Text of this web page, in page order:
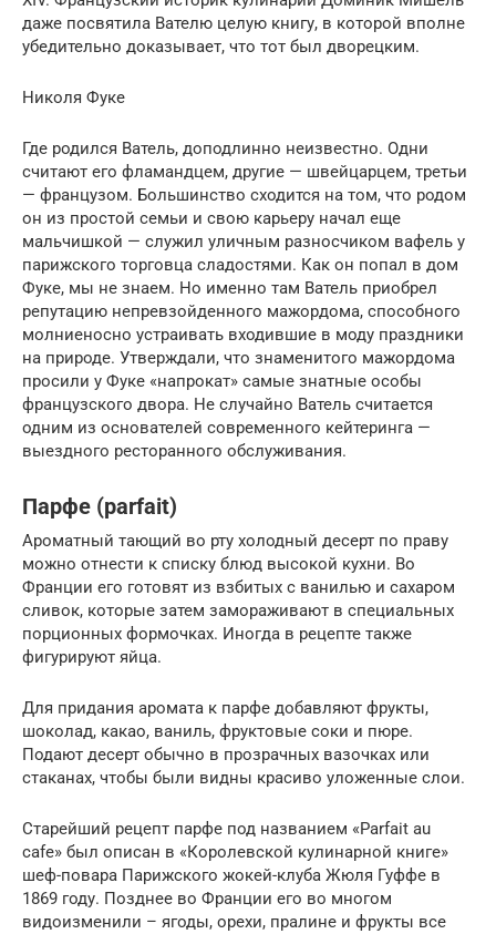
даже посвятила Вателю целую книгу, в которой вполне
убедительно доказывает, что тот был дворецким.
Николя Фуке
Где родился Ватель, доподлинно неизвестно. Одни
считают его фламандцем, другие — швейцарцем, третьи
— французом. Большинство сходится на том, что родом
он из простой семьи и свою карьеру начал еще
мальчишкой — служил уличным разносчиком вафель у
парижского торговца сладостями. Как он попал в дом
Фуке, мы не знаем. Но именно там Ватель приобрел
репутацию непревзойденного мажордома, способного
молниеносно устраивать входившие в моду праздники
на природе. Утверждали, что знаменитого мажордома
просили у Фуке «напрокат» самые знатные особы
французского двора. Не случайно Ватель считается
одним из основателей современного кейтеринга —
выездного ресторанного обслуживания.
Парфе (parfait)
Ароматный тающий во рту холодный десерт по праву
можно отнести к списку блюд высокой кухни. Во
Франции его готовят из взбитых с ванилью и сахаром
сливок, которые затем замораживают в специальных
порционных формочках. Иногда в рецепте также
фигурируют яйца.
Для придания аромата к парфе добавляют фрукты,
шоколад, какао, ваниль, фруктовые соки и пюре.
Подают десерт обычно в прозрачных вазочках или
стаканах, чтобы были видны красиво уложенные слои.
Старейший рецепт парфе под названием «Parfait au
cafe» был описан в «Королевской кулинарной книге»
шеф-повара Парижского жокей-клуба Жюля Гуффе в
1869 году. Позднее во Франции его во многом
видоизменили – ягоды, орехи, пралине и фрукты все